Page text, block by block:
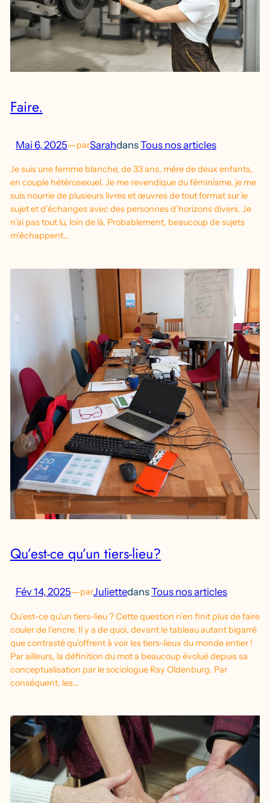
Faire.
Mai 6, 2025—parSarahdansTous nos articles
Je suis une femme blanche, de 33 ans, mère de deux enfants,
en couple hétérosexuel. Je me revendique du féminisme, je me
suis nourrie de plusieurs livres et œuvres de tout format sur le
sujet et d’échanges avec des personnes d’horizons divers. Je
n’ai pas tout lu, loin de là. Probablement, beaucoup de sujets
m’échappent…
Qu’est-ce qu’un tiers-lieu?
Fév 14, 2025—parJuliettedansTous nos articles
Qu’est-ce qu’un tiers-lieu ? Cette question n’en finit plus de faire
couler de l’encre. Il y a de quoi, devant le tableau autant bigarré
que contrasté qu’offrent à voir les tiers-lieux du monde entier !
Par ailleurs, la définition du mot a beaucoup évolué depuis sa
conceptualisation par le sociologue Ray Oldenburg. Par
conséquent, les…